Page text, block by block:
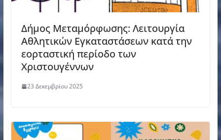
Δήμος Μεταμόρφωσης: Λειτουργία
Αθλητικών Εγκαταστάσεων κατά την
εορταστική περίοδο των
Χριστουγέννων
23 Δεκεμβρίου 2025